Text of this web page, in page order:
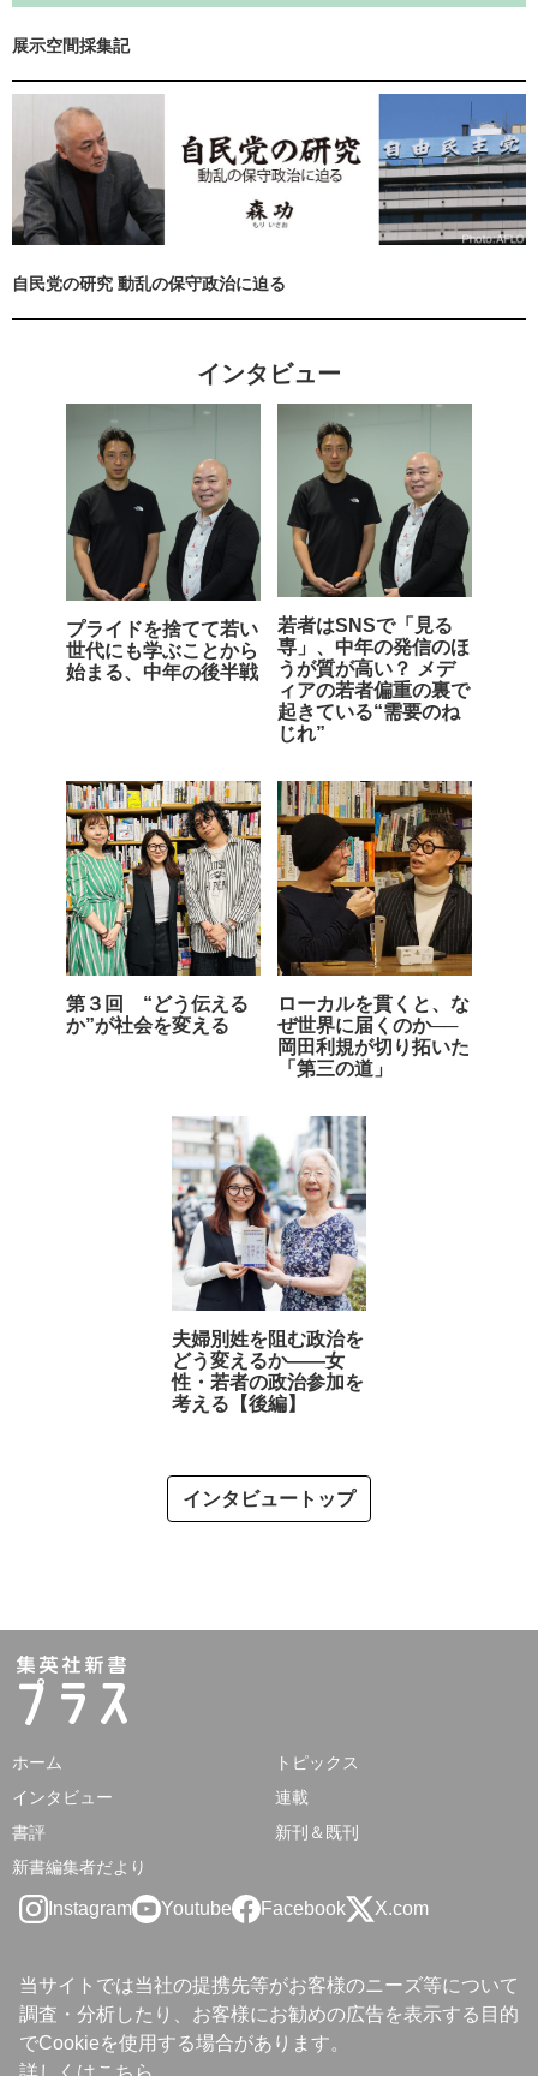
展示空間採集記
自民党の研究 動乱の保守政治に迫る
インタビュー
プライドを捨てて若い
世代にも学ぶことから
始まる、中年の後半戦
若者はSNSで「見る
専」、中年の発信のほ
うが質が高い？ メデ
ィアの若者偏重の裏で
起きている“需要のね
じれ”
第３回 “どう伝える
か”が社会を変える
ローカルを貫くと、な
ぜ世界に届くのか──
岡田利規が切り拓いた
「第三の道」
夫婦別姓を阻む政治を
どう変えるか――女
性・若者の政治参加を
考える【後編】
インタビュートップ
ホーム
トピックス
インタビュー
連載
書評
新刊＆既刊
新書編集者だより
Instagram Youtube Facebook X.com
当サイトでは当社の提携先等がお客様のニーズ等について
調査・分析したり、お客様にお勧めの広告を表示する目的
でCookieを使用する場合があります。
詳しくは こちら